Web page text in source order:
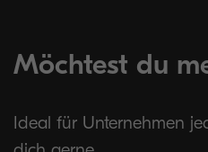
Möchtest du
Ideal für Unternehmen